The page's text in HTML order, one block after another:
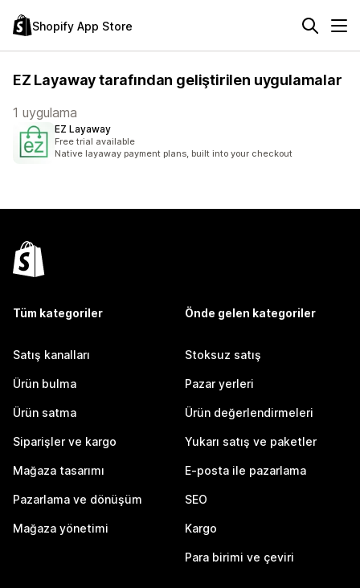
Shopify App Store
EZ Layaway tarafından geliştirilen uygulamalar
1 uygulama
EZ Layaway
Free trial available
Native layaway payment plans, built into your checkout
Tüm kategoriler
Satış kanalları
Ürün bulma
Ürün satma
Siparişler ve kargo
Mağaza tasarımı
Pazarlama ve dönüşüm
Mağaza yönetimi
Önde gelen kategoriler
Stoksuz satış
Pazar yerleri
Ürün değerlendirmeleri
Yukarı satış ve paketler
E-posta ile pazarlama
SEO
Kargo
Para birimi ve çeviri